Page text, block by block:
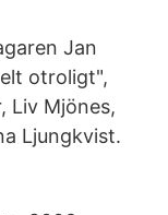
Jan
otroligt",
Liv Mjönes,
Ljungkvist.